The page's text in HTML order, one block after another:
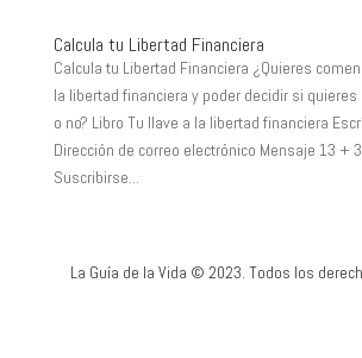
Calcula tu Libertad Financiera
Calcula tu Libertad Financiera ¿Quieres
la libertad financiera y poder decidir si
o no? Libro Tu llave a la libertad financiera
Dirección de correo electrónico Mensaje 13 +
Suscribirse...
La Guía de la Vida © 2023. Todos los